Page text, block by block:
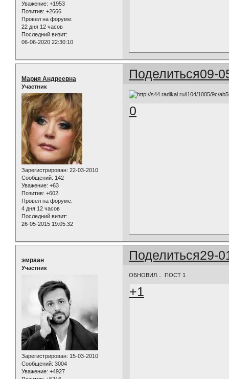
Уважение: +1953
Позитив: +2666
Провел на форуме:
22 дня 12 часов
Последний визит:
06-06-2020 22:30:10
Поделиться09-
Мария Андреевна
Участник
Зарегистрирован: 22-03-2010
Сообщений: 142
Уважение: +63
Позитив: +602
Провел на форуме:
4 дня 12 часов
Последний визит:
26-05-2015 19:05:32
0
Поделиться29-
эмраан
Участник
Зарегистрирован: 15-03-2010
Сообщений: 3004
Уважение: +4927
ОБНОВИЛ... ПОСТ 1
+1